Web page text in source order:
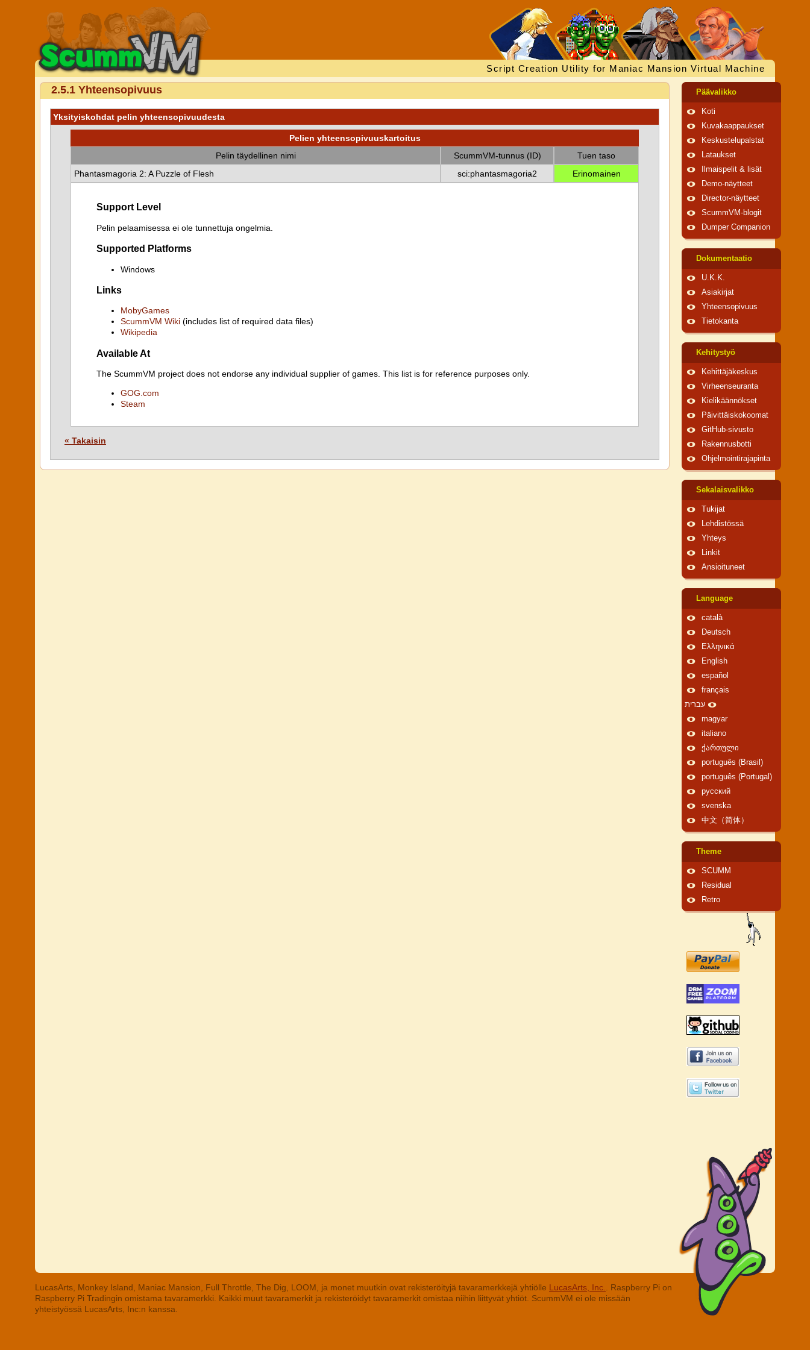
Script Creation Utility for Maniac Mansion Virtual Machine
2.5.1 Yhteensopivuus
Yksityiskohdat pelin yhteensopivuudesta
Pelien yhteensopivuuskartoitus
Pelin täydellinen nimi
ScummVM-tunnus (ID)
Tuen taso
Phantasmagoria 2: A Puzzle of Flesh
sci:phantasmagoria2 Erinomainen
Support Level
Pelin pelaamisessa ei ole tunnettuja ongelmia.
Supported Platforms
Windows
Links
MobyGames
ScummVM Wiki (includes list of required data files)
Wikipedia
Available At
The ScummVM project does not endorse any individual supplier of games. This list is for reference purposes only.
GOG.com
Steam
« Takaisin
Päävalikko
Koti
Kuvakaappaukset
Keskustelupalstat
Lataukset
Ilmaispelit & lisät
Demo-näytteet
Director-näytteet
ScummVM-blogit
Dumper Companion
Dokumentaatio
U.K.K.
Asiakirjat
Yhteensopivuus
Tietokanta
Kehitystyö
Kehittäjäkeskus
Virheenseuranta
Kielikäännökset
Päivittäiskokoomat
GitHub-sivusto
Rakennusbotti
Ohjelmointirajapinta
Sekalaisvalikko
Tukijat
Lehdistössä
Yhteys
Linkit
Ansioituneet
Language
català
Deutsch
Ελληνικά
English
español
français
עברית
magyar
italiano
ქართული
português (Brasil)
português (Portugal)
русский
svenska
中文（简体）
Theme
SCUMM
Residual
Retro
LucasArts, Monkey Island, Maniac Mansion, Full Throttle, The Dig, LOOM, ja monet muutkin ovat rekisteröityjä tavaramerkkejä yhtiölle LucasArts, Inc.
. Raspberry Pi on
Raspberry Pi Tradingin omistama tavaramerkki. Kaikki muut tavaramerkit ja rekisteröidyt tavaramerkit omistaa niihin liittyvät yhtiöt. ScummVM ei ole missään
yhteistyössä LucasArts, Inc:n kanssa.